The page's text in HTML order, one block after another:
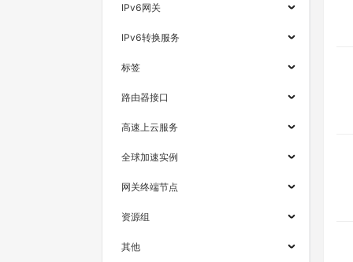
IPv6网关
IPv6转换服务
标签
路由器接口
高速上云服务
全球加速实例
网关终端节点
资源组
其他